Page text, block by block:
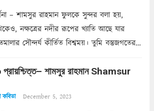
– শামসুর রাহমান ফুলকে সুন্দর বলা হয়,
নক্ষত্রের নদীর রূপের খ্যাতি আছে যার
সৌন্দর্য কীর্তিত বিশ্বময়। তুমি বস্তুজগতের
সুষমায় পার্থক্য অনেক। তোমাকে সুন্দরী বলা চলে,
শামসুর রাহমান Shamsur
December 5, 2023